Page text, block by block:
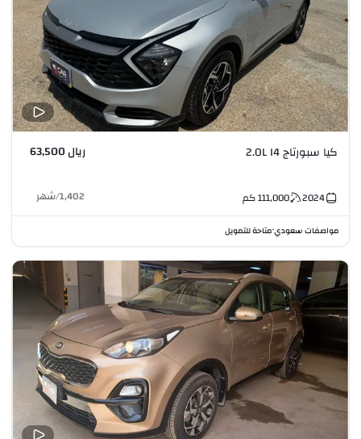
كيا سبورتاج 2.0L I4 ريال 63,500
2024
111,000كم 1,402
/شهر
مواصفات سعودي•متاحة للتمويل